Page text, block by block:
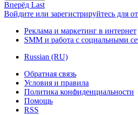
Вперёд Last
Войдите или зарегистрируйтесь для
Реклама и маркетинг в интернет
SMM и работа с социальными
Russian (RU)
Обратная связь
Условия и правила
Политика конфиденциальности
Помощь
RSS